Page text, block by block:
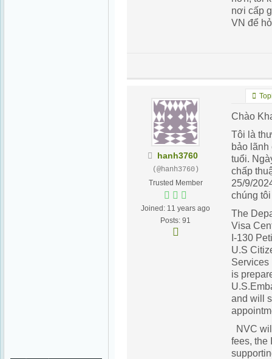
nơi cấp
VN để
hanh3760
(@hanh3760)
Trusted Member
Joined: 11 years ago
Posts: 91
Chào
Tôi là
bảo lãnh
tuổi.
chấp
25/9/
chúng
The
Visa
I-130
U.S
Services
is
and will
NVC
fees, the